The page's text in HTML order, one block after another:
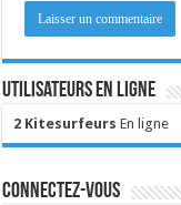
Utilisateurs en ligne
2 Kitesurfeurs En ligne
Connectez-vous